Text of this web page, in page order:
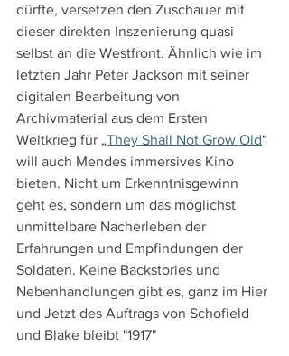
dürfte, versetzen den Zuschauer mit
dieser direkten Inszenierung quasi
selbst an die Westfront. Ähnlich wie im
letzten Jahr Peter Jackson mit seiner
digitalen Bearbeitung von
Archivmaterial aus dem Ersten
Weltkrieg für „They Shall Not Grow Old“
will auch Mendes immersives Kino
bieten. Nicht um Erkenntnisgewinn
geht es, sondern um das möglichst
unmittelbare Nacherleben der
Erfahrungen und Empfindungen der
Soldaten. Keine Backstories und
Nebenhandlungen gibt es, ganz im Hier
und Jetzt des Auftrags von Schofield
und Blake bleibt "1917"